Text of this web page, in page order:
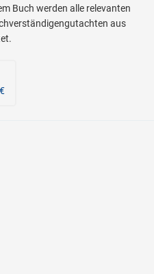
Buch werden alle relevanten
aus